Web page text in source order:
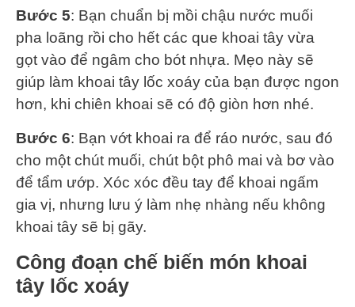
Bước 5: Bạn chuẩn bị mồi chậu nước muối
pha loãng rồi cho hết các que khoai tây vừa
gọt vào để ngâm cho bót nhựa. Mẹo này sẽ
giúp làm khoai tây lốc xoáy của bạn được ngon
hơn, khi chiên khoai sẽ có độ giòn hơn nhé.
Bước 6: Bạn vớt khoai ra để ráo nước, sau đó
cho một chút muối, chút bột phô mai và bơ vào
để tẩm ướp. Xóc xóc đều tay để khoai ngấm
gia vị, nhưng lưu ý làm nhẹ nhàng nếu không
khoai tây sẽ bị gãy.
Công đoạn chế biến món khoai
tây lốc xoáy